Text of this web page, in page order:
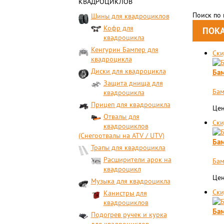
Шины для квадроциклов
Кофр для
квадроцикла
Кенгурин Бампер для
квадроцикла
Диски для квадроцикла
Защита днища для
квадроцикла
Прицеп для квадроцикла
Отвалы для
квадроциклов
(Снегоотвалы на ATV / UTV)
Трапы для квадроцикла
Расширители арок на
квадроцикл
Музыка для квадроцикла
Канистры для
квадроциклов
Подогрев ручек и курка
Поиск по